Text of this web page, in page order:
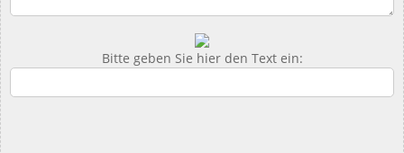
Bitte geben Sie hier den Text ein: